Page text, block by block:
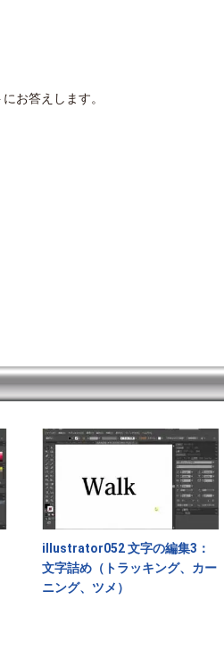
お答えします。
illustrator052 文字の編集3：
文字詰め（トラッキング、カー
ニング、ツメ）